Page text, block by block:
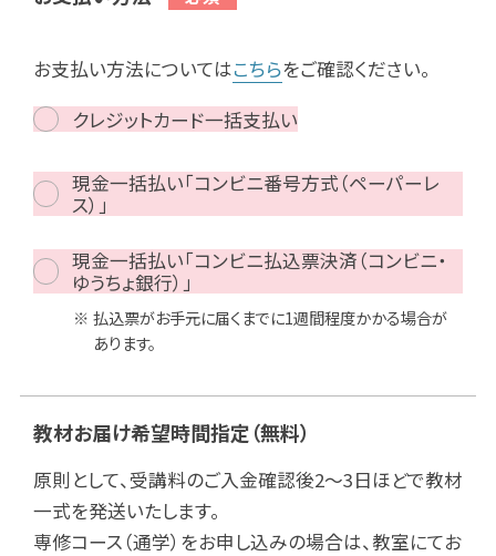
お支払い方法についてはこちらをご確認ください。
クレジットカード一括支払い
現金一括払い「コンビニ番号方式（ペーパーレ
ス）」
現金一括払い「コンビニ払込票決済（コンビニ・
ゆうちょ銀行）」
払込票がお手元に届くまでに1週間程度かかる場合が
あります。
教材お届け希望時間指定（無料）
原則として、受講料のご入金確認後2～3日ほどで教材
一式を発送いたします。
専修コース（通学）をお申し込みの場合は、教室にてお